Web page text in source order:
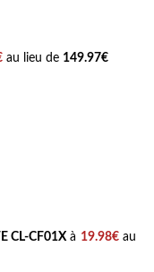
au lieu de 149.97€
CL-CF01X à 19.98€au